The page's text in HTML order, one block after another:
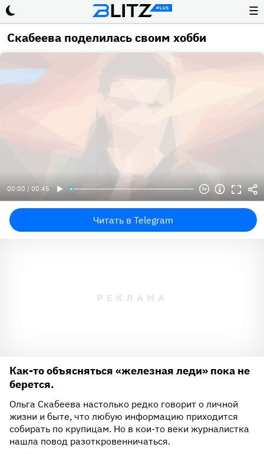
☰
Скабеева поделилась своим хобби
00:00 / 00:45
Читать в Telegram
Как-то объясняться «железная леди» пока не
берется.
Ольга Скабеева настолько редко говорит о личной
жизни и быте, что любую информацию приходится
собирать по крупицам. Но в кои-то веки журналистка
нашла повод разоткровенничаться.